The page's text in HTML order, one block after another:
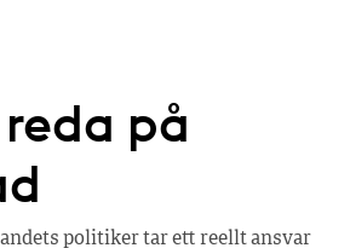
på
politiker tar ett reellt ansvar